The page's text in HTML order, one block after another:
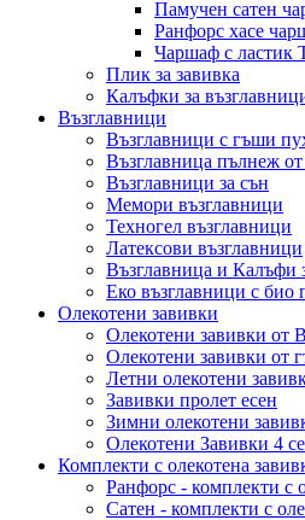
Памучен сатен
Ранфорс хасе
Чаршаф с ластик
Плик за завивкa
Калъфки за
Възглавници
Възглавници с гъши
Възглавница пълнеж
Възглавници за сън
Мемори възглавници
Техногел възглавници
Латексови възглавници
Възглавница и Калъфи
Еко възглавници с био
Олекотени завивки
Олекотени завивки от
Олекотени завивки от
Летни олекотени
Завивки пролет есен
Зимни олекотени
Олекотени Завивки 4
Комплекти с олекотена
Ранфорс - комплекти с
Сатен - комплекти с